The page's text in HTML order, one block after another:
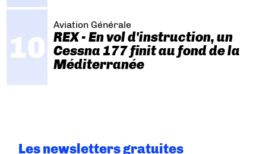
Aviation Générale
REX - En vol d'instruction, un
Cessna 177 finit au fond de la
Méditerranée
Les newsletters gratuites